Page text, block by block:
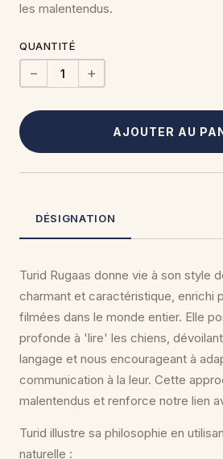
les malentendus.
QUANTITÉ
− +
AJOUTER AU
DÉSIGNATION
Turid Rugaas donne vie à son style
charmant et caractéristique, enrichi
filmées dans le monde entier. Elle
profonde à 'lire' les chiens,
langage et nous encourageant à
communication à la leur. Cette
malentendus et renforce notre lien
Turid illustre sa philosophie en
naturelle :